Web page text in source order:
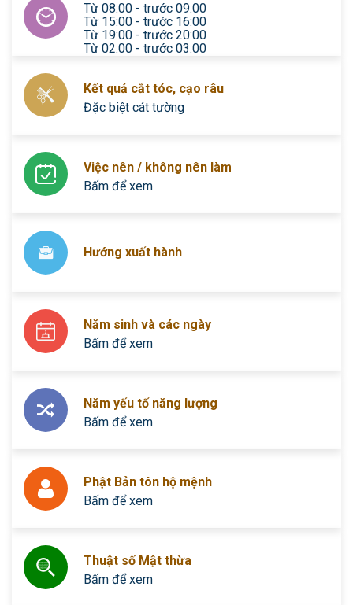
Từ 08:00 - trước 09:00
Từ 15:00 - trước 16:00
Từ 19:00 - trước 20:00
Từ 02:00 - trước 03:00
Kết quả cắt tóc, cạo râu
Đặc biệt cát tường
Việc nên / không nên làm
Bấm để xem
Hướng xuất hành
Năm sinh và các ngày
Bấm để xem
Năm yếu tố năng lượng
Bấm để xem
Phật Bản tôn hộ mệnh
Bấm để xem
Thuật số Mật thừa
Bấm để xem